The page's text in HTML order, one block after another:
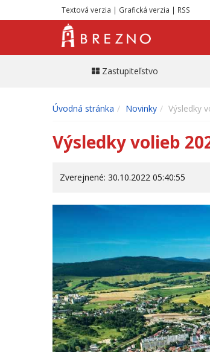
Textová verzia | Grafická verzia | RSS
Zastupiteľstvo
Úvodná stránka Novinky Výsledky
Výsledky volieb
Zverejnené: 30.10.2022 05:40:55